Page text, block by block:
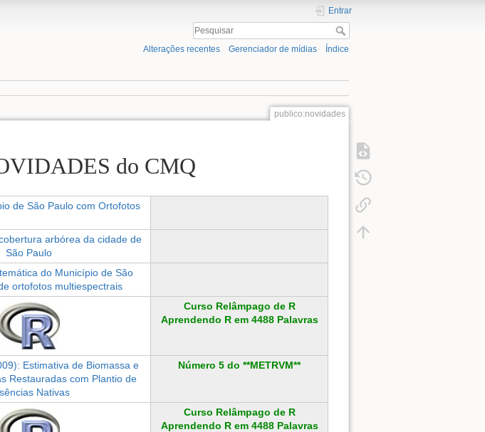
Entrar
Alterações recentes Gerenciador de mídias Índice
publico:novidades
do CMQ
de São Paulo com Ortofotos
arbórea da cidade de
São Paulo
do Município de São
ortofotos multiespectrais
Curso Relâmpago de R
Aprendendo R em 4488 Palavras
Estimativa de Biomassa e
Restauradas com Plantio de
Nativas
Número 5 do **METRVM**
Curso Relâmpago de R
Aprendendo R em 4488 Palavras